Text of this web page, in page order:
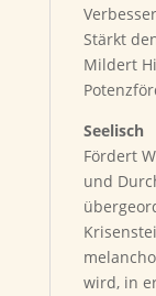
Stärkt
Mildert
Seelisch
Fördert
und
wird, in